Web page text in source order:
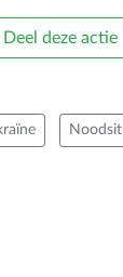
Deel deze actie